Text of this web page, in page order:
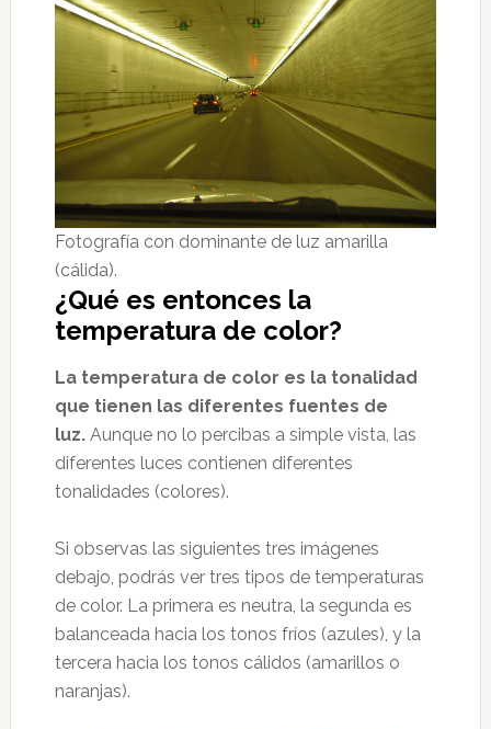
Fotografía con dominante de luz amarilla
(cálida).
¿Qué es entonces la
temperatura de color?
La temperatura de color es la tonalidad
que tienen las diferentes fuentes de
luz.Aunque no lo percibas a simple vista, las
diferentes luces contienen diferentes
tonalidades (colores).
Si observas las siguientes tres imágenes
debajo, podrás ver tres tipos de temperaturas
de color. La primera es neutra, la segunda es
balanceada hacia los tonos fríos (azules), y la
tercera hacia los tonos cálidos (amarillos o
naranjas).